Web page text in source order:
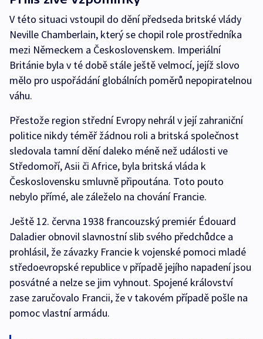
V této situaci vstoupil do dění předseda britské vlády
Neville Chamberlain, který se chopil role prostředníka
mezi Německem a Československem. Imperiální
Británie byla v té době stále ještě velmocí, jejíž slovo
mělo pro uspořádání globálních poměrů nepopiratelnou
váhu.
Přestože region střední Evropy nehrál v její zahraniční
politice nikdy téměř žádnou roli a britská společnost
sledovala tamní dění daleko méně než události ve
Středomoří, Asii či Africe, byla britská vláda k
Československu smluvně připoutána. Toto pouto
nebylo přímé, ale záleželo na chování Francie.
Ještě 12. června 1938 francouzský premiér Édouard
Daladier obnovil slavnostní slib svého předchůdce a
prohlásil, že závazky Francie k vojenské pomoci mladé
středoevropské republice v případě jejího napadení jsou
posvátné a nelze se jim vyhnout. Spojené království
zase zaručovalo Francii, že v takovém případě pošle na
pomoc vlastní armádu.